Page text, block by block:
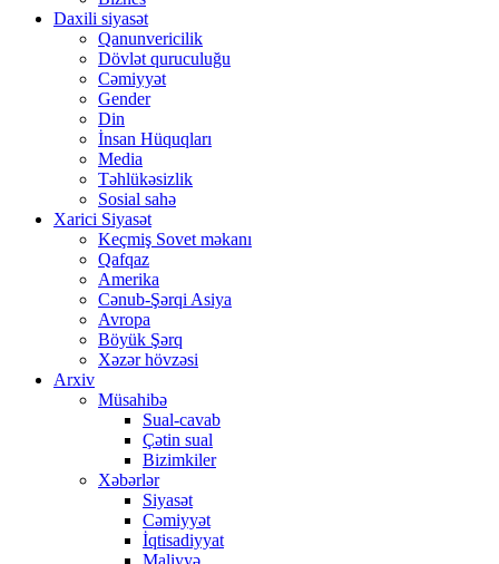
Daxili siyasət
Qanunvericilik
Dövlət quruculuğu
Cəmiyyət
Gender
Din
İnsan Hüquqları
Media
Təhlükəsizlik
Sosial sahə
Xarici Siyasət
Keçmiş Sovet məkanı
Qafqaz
Amerika
Cənub-Şərqi Asiya
Avropa
Böyük Şərq
Xəzər hövzəsi
Arxiv
Müsahibə
Sual-cavab
Çətin sual
Bizimkiler
Xəbərlər
Siyasət
Cəmiyyət
İqtisadiyyat
Maliyyə